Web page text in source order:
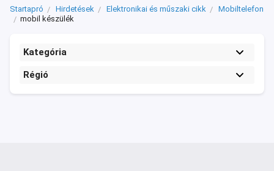
Startapró Hirdetések Elektronikai és műszaki cikk
Mobiltelefon
mobil készülék
Kategória
Régió